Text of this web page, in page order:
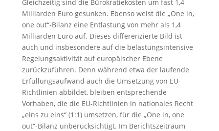
Gleichzeitig sind die Bürokratiekosten um fast 1,4
Milliarden Euro gesunken. Ebenso weist die „One in,
one out“-Bilanz eine Entlastung von mehr als 1,4
Milliarden Euro auf. Dieses differenzierte Bild ist
auch und insbesondere auf die belastungsintensive
Regelungsaktivität auf europäischer Ebene
zurückzuführen. Denn während etwa der laufende
Erfüllungsaufwand auch die Umsetzung von EU-
Richtlinien abbildet, bleiben entsprechende
Vorhaben, die die EU-Richtlinien in nationales Recht
„eins zu eins“ (1:1) umsetzen, für die „One in, one
out“-Bilanz unberücksichtigt. Im Berichtszeitraum